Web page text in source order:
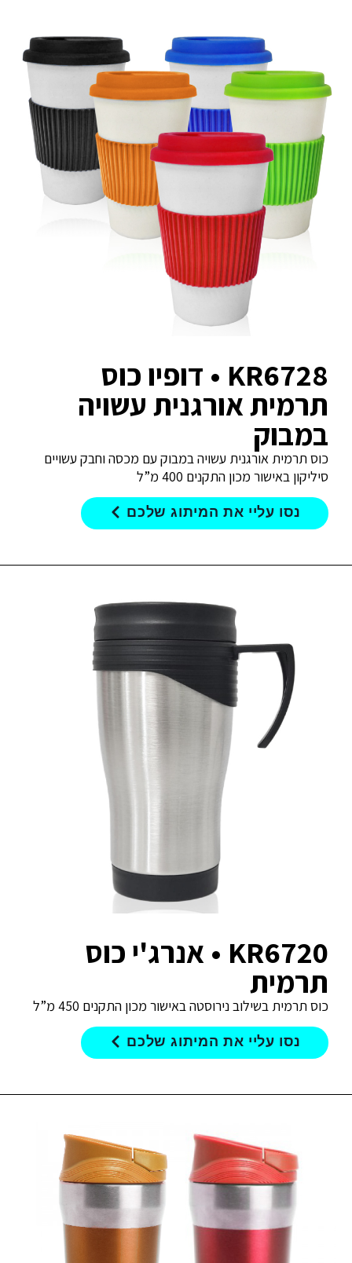
KR6728 • דופיו כוס
תרמית אורגנית עשויה
במבוק
כוס תרמית אורגנית עשויה במבוק עם מכסה וחבק עשויים
סיליקון באישור מכון התקנים 400 מ”ל
נסו עליי את המיתוג שלכם
KR6720 • אנרג'י כוס
תרמית
כוס תרמית בשילוב נירוסטה באישור מכון התקנים 450 מ”ל
נסו עליי את המיתוג שלכם